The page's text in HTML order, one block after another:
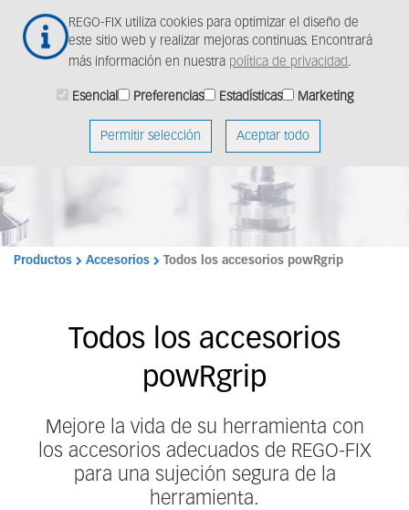
REGO-FIX utiliza cookies para optimizar el diseño de
este sitio web y realizar mejoras continuas. Encontrará
más información en nuestra política de privacidad .
Esencial Preferencias Estadísticas Marketing
Permitir selección Aceptar todo
main
Productos Accesorios Todos los accesorios powRgrip
Todos los accesorios
powRgrip
Mejore la vida de su herramienta con
los accesorios adecuados de REGO-FIX
para una sujeción segura de la
herramienta.